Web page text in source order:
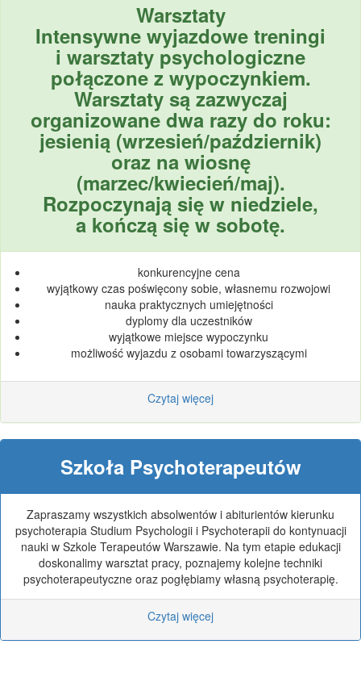
Warsztaty
Intensywne wyjazdowe treningi
i warsztaty psychologiczne
połączone z wypoczynkiem.
Warsztaty są zazwyczaj
organizowane dwa razy do roku:
jesienią (wrzesień/październik)
oraz na wiosnę
(marzec/kwiecień/maj).
Rozpoczynają się w niedziele,
a kończą się w sobotę.
konkurencyjne cena
wyjątkowy czas poświęcony sobie, własnemu rozwojowi
nauka praktycznych umiejętności
dyplomy dla uczestników
wyjątkowe miejsce wypoczynku
możliwość wyjazdu z osobami towarzyszącymi
Czytaj więcej
Szkoła Psychoterapeutów
Zapraszamy wszystkich absolwentów i abiturientów kierunku
psychoterapia Studium Psychologii i Psychoterapii do kontynuacji
nauki w Szkole Terapeutów Warszawie. Na tym etapie edukacji
doskonalimy warsztat pracy, poznajemy kolejne techniki
psychoterapeutyczne oraz pogłębiamy własną psychoterapię.
Czytaj więcej